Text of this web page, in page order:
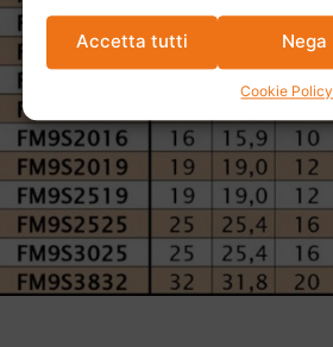
Accetta tutti Nega
Cookie Policy